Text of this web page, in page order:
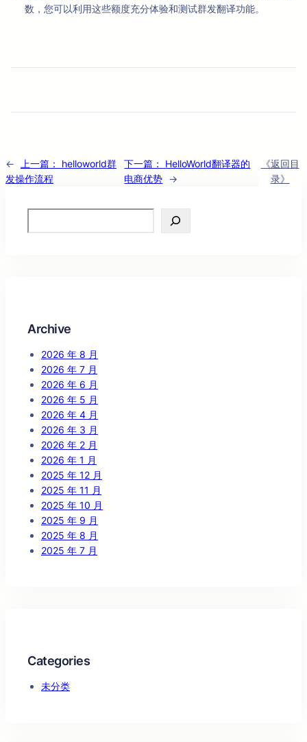
数，您可以利用这些额度充分体验和测试群发翻译功能。
← 上一篇：
helloworld群
发操作流程
下一篇：
HelloWorld翻译器的
电商优势 →
《返回目
录》
Archive
2026 年 8 月
2026 年 7 月
2026 年 6 月
2026 年 5 月
2026 年 4 月
2026 年 3 月
2026 年 2 月
2026 年 1 月
2025 年 12 月
2025 年 11 月
2025 年 10 月
2025 年 9 月
2025 年 8 月
2025 年 7 月
Categories
未分类